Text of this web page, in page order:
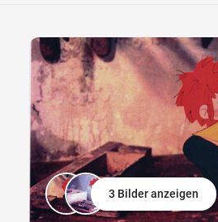
3 Bilder anzeigen